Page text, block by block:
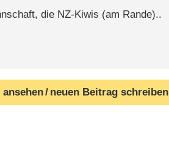
die NZ-Kiwis (am Rande)..
/ neuen Beitrag schreiben